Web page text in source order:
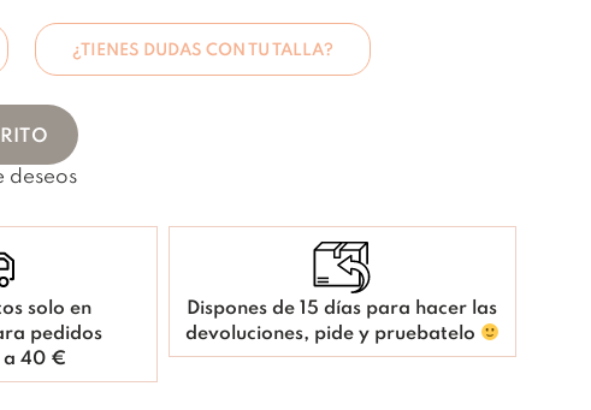
¿TIENES DUDAS CON TU TALLA?
solo en
pedidos
a 40 €
Dispones de 15 días para hacer las
devoluciones, pide y pruebatelo